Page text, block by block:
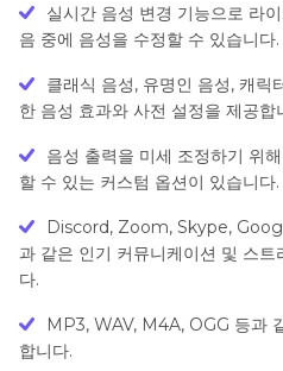
실시간 음성 변경 기능으로 라
음 중에 음성을 수정할 수 있습니다.
클래식 음성, 유명인 음성, 캐
한 음성 효과와 사전 설정을 제공합
음성 출력을 미세 조정하기 위
할 수 있는 커스텀 옵션이 있습니다.
Discord, Zoom, Skype,
과 같은 인기 커뮤니케이션 및 스
다.
MP3, WAV, M4A, OGG 등과
합니다.